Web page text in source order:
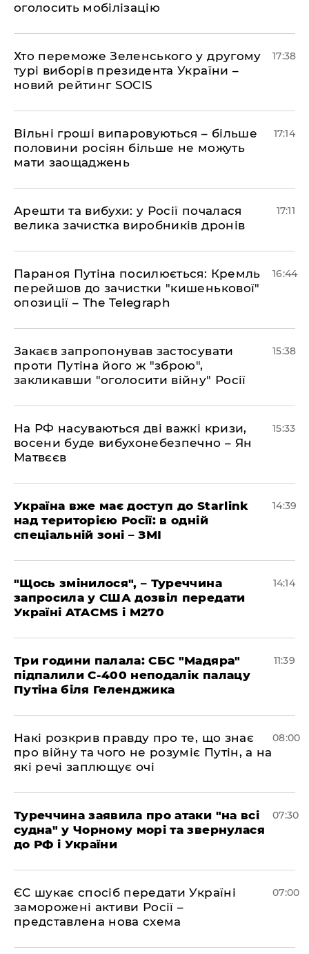
оголосить мобілізацію
Хто переможе Зеленського у другому
турі виборів президента України –
новий рейтинг SOCIS
17:38
Вільні гроші випаровуються – більше
половини росіян більше не можуть
мати заощаджень
17:14
Арешти та вибухи: у Росії почалася
велика зачистка виробників дронів
17:11
Параноя Путіна посилюється: Кремль
перейшов до зачистки "кишенькової"
опозиції – The Telegraph
16:44
Закаєв запропонував застосувати
проти Путіна його ж "зброю",
закликавши "оголосити війну" Росії
15:38
На РФ насуваються дві важкі кризи,
восени буде вибухонебезпечно – Ян
Матвєєв
15:33
Україна вже має доступ до Starlink
над територією Росії: в одній
спеціальній зоні – ЗМІ
14:39
"Щось змінилося", – Туреччина
запросила у США дозвіл передати
Україні ATACMS і M270
14:14
Три години палала: СБС "Мадяра"
підпалили С-400 неподалік палацу
Путіна біля Геленджика
11:39
Накі розкрив правду про те, що знає
про війну та чого не розуміє Путін, а на
які речі заплющує очі
08:00
Туреччина заявила про атаки "на всі
судна" у Чорному морі та звернулася
до РФ і України
07:30
ЄС шукає спосіб передати Україні
заморожені активи Росії –
представлена ​​нова схема
07:00